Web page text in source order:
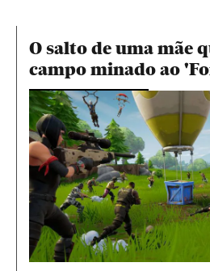
O salto de uma mãe
campo minado ao